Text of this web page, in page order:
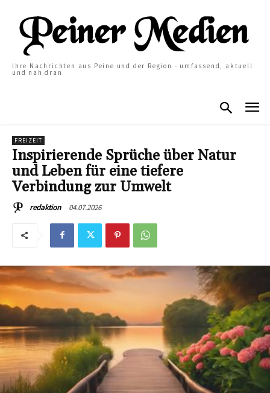
Ihre Nachrichten aus Peine und der Region - umfassend, aktuell
und nah dran
FREIZEIT
Inspirierende Sprüche über Natur
und Leben für eine tiefere
Verbindung zur Umwelt
redaktion 04.07.2026